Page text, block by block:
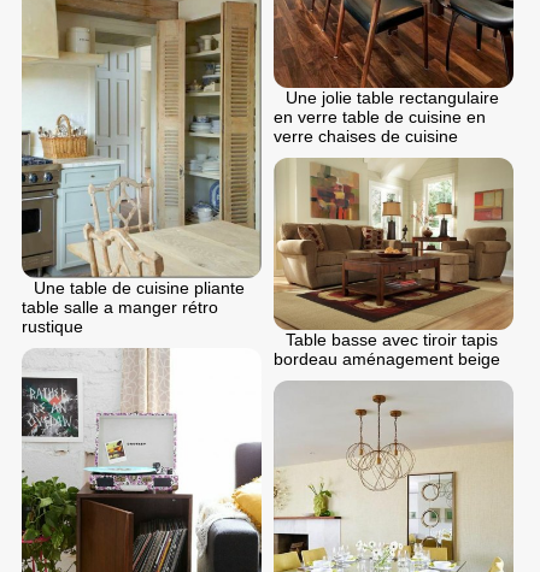
Une jolie table rectangulaire
en verre table de cuisine en
verre chaises de cuisine
Une table de cuisine pliante
table salle a manger rétro
rustique
Table basse avec tiroir tapis
bordeau aménagement beige